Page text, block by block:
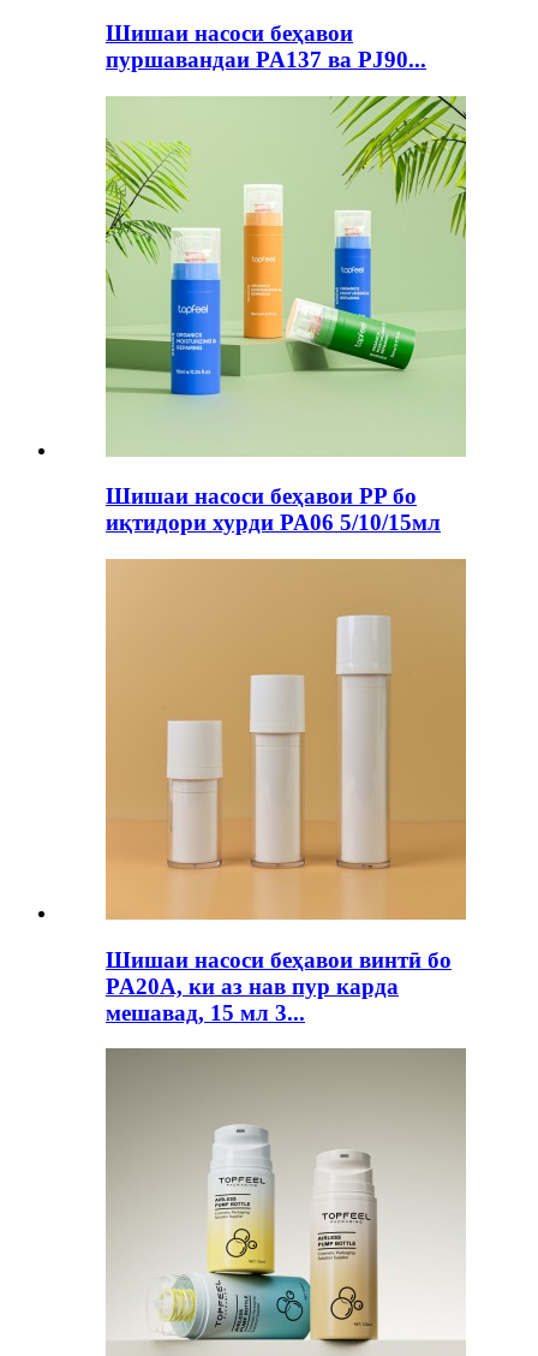
Шишаи насоси беҳавои
пуршавандаи PA137 ва PJ90...
Шишаи насоси беҳавои PP бо
иқтидори хурди PA06 5/10/15мл
Шишаи насоси беҳавои винтӣ бо
PA20A, ки аз нав пур карда
мешавад, 15 мл 3...